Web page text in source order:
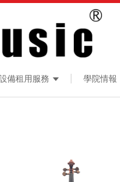
備租用服務 學院情報